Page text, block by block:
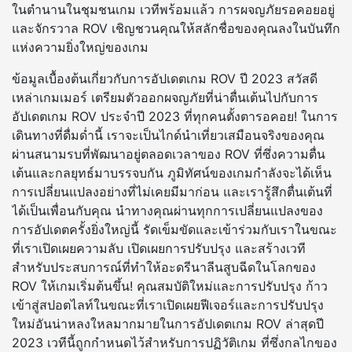
ในตำนานในชุมชนเกม เวทีพร้อมแล้ว การผจญภัยรอคอยอยู่
และจักรวาล ROV เชิญชวนคุณให้สลักชื่อของคุณลงในบันทึก
แห่งความยิ่งใหญ่ของเกม
ข้อมูลเบื้องต้นเกี่ยวกับการอัปเดตเกม ROV ปี 2023 สวัสดี
เหล่าเกมเมอร์ เตรียมตัวออกผจญภัยที่น่าตื่นเต้นไปกับการ
อัปเดตเกม ROV ประจำปี 2023 ที่ทุกคนตั้งตารอคอย! ในการ
เดินทางที่ดื่มด่ำนี้ เราจะเป็นไกด์นำเที่ยวเสมือนจริงของคุณ
ผ่านสนามรบที่พัฒนาอยู่ตลอดเวลาของ ROV ที่ซึ่งความตื่น
เต้นและกลยุทธ์มาบรรจบกัน ภูมิทัศน์ของเกมกำลังจะได้เห็น
การเปลี่ยนแปลงอย่างที่ไม่เคยมีมาก่อน และเรารู้สึกตื่นเต้นที่
ได้เป็นเพื่อนกับคุณ นำทางคุณผ่านทุกการเปลี่ยนแปลงของ
การอัปเดตครั้งยิ่งใหญ่นี้ รัดเข็มขัดและเข้าร่วมกับเราในขณะ
ที่เราเปิดเผยความลับ เปิดเผยการปรับปรุง และสร้างเวที
สำหรับประสบการณ์ที่ทำให้อะดรีนาลีนสูบฉีดในโลกของ
ROV ให้เกมเริ่มต้นขึ้น! คุณสมบัติใหม่และการปรับปรุง ก้าว
เข้าสู่สปอตไลท์ในขณะที่เราเปิดเผยฟีเจอร์และการปรับปรุง
ใหม่อันน่าหลงใหลมากมายในการอัปเดตเกม ROV ล่าสุดปี
2023 เวทีนี้ถูกกำหนดไว้สำหรับการปฏิวัติเกม ที่ซึ่งกลไกของ